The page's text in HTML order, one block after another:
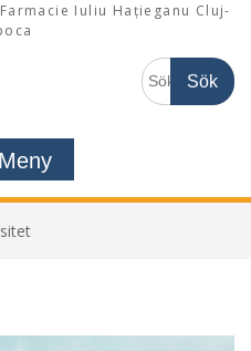
Iuliu Hațieganu Cluj-
Sök
efter:
Meny